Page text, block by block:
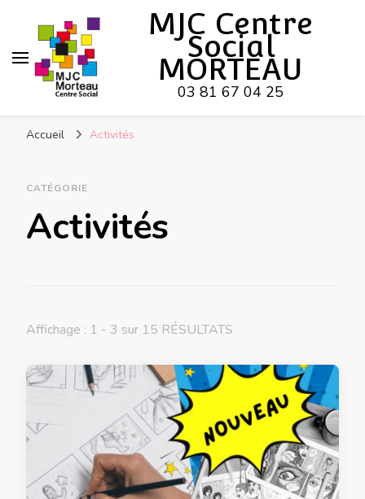
MJC Centre
Social
MORTEAU
03 81 67 04 25
Accueil Activités
CATÉGORIE
Activités
Affichage : 1 - 3 sur 15 RÉSULTATS